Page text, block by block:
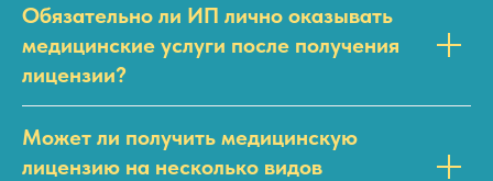
Обязательно ли ИП лично оказывать
медицинские услуги после получения
лицензии?
Может ли получить медицинскую
лицензию на несколько видов